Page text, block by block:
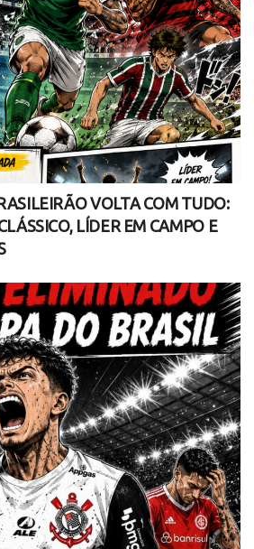
VOLTA COM TUDO:
LÍDER EM CAMPO E